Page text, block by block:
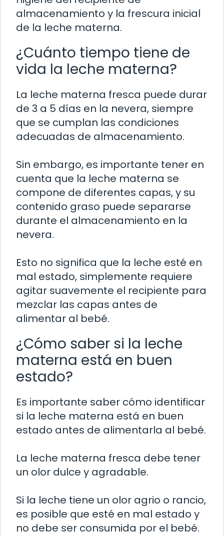
almacenamiento y la frescura inicial
de la leche materna.
¿Cuánto tiempo tiene de
vida la leche materna?
La leche materna fresca puede durar
de 3 a 5 días en la nevera, siempre
que se cumplan las condiciones
adecuadas de almacenamiento.
Sin embargo, es importante tener en
cuenta que la leche materna se
compone de diferentes capas, y su
contenido graso puede separarse
durante el almacenamiento en la
nevera.
Esto no significa que la leche esté en
mal estado, simplemente requiere
agitar suavemente el recipiente para
mezclar las capas antes de
alimentar al bebé.
¿Cómo saber si la leche
materna está en buen
estado?
Es importante saber cómo identificar
si la leche materna está en buen
estado antes de alimentarla al bebé.
La leche materna fresca debe tener
un olor dulce y agradable.
Si la leche tiene un olor agrio o rancio,
es posible que esté en mal estado y
no debe ser consumida por el bebé.